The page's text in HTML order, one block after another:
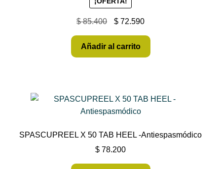
$85.400 $72.590
Añadir al carrito
SPASCUPREEL X 50 TAB HEEL -Antiespasmódico
$ 78.200